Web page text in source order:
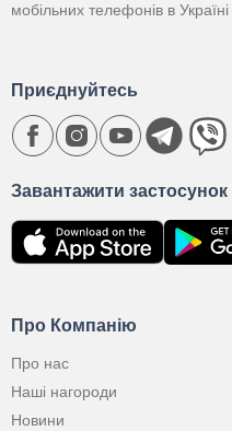
мобільних телефонів в Україні
Про Компанію
Про нас
Наші нагороди
Новини
Завантажити застосунок
Приєднуйтесь